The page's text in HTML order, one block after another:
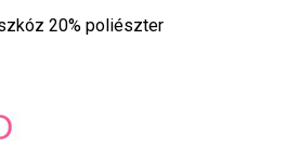
20% poliészter